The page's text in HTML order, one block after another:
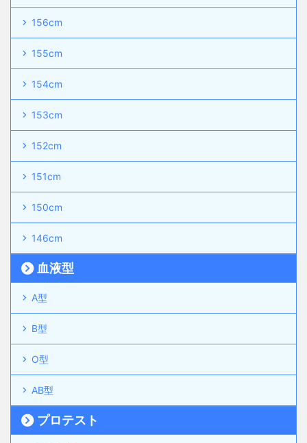
156cm
155cm
154cm
153cm
152cm
151cm
150cm
146cm
血液型
A型
B型
O型
AB型
プロテスト